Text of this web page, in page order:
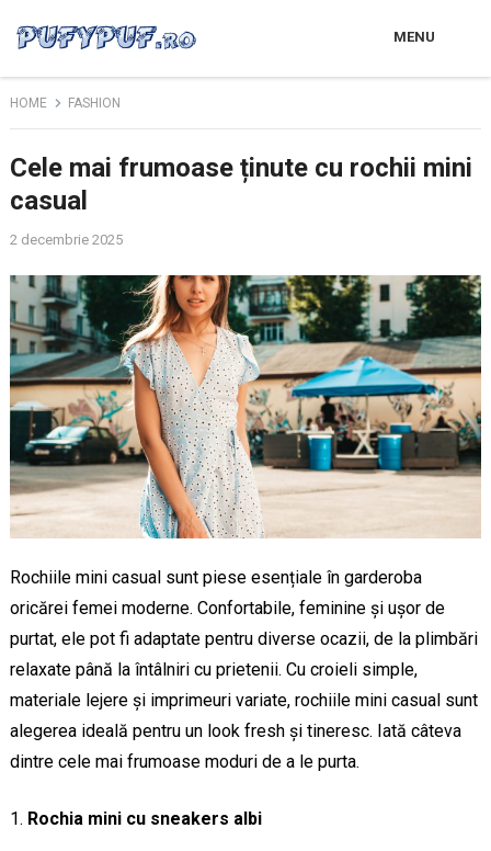
MENU
HOME FASHION
Cele mai frumoase ținute cu rochii mini
casual
2 decembrie 2025
Rochiile mini casual sunt piese esențiale în garderoba
oricărei femei moderne. Confortabile, feminine și ușor de
purtat, ele pot fi adaptate pentru diverse ocazii, de la plimbări
relaxate până la întâlniri cu prietenii. Cu croieli simple,
materiale lejere și imprimeuri variate, rochiile mini casual sunt
alegerea ideală pentru un look fresh și tineresc. Iată câteva
dintre cele mai frumoase moduri de a le purta.
Rochia mini cu sneakers albi